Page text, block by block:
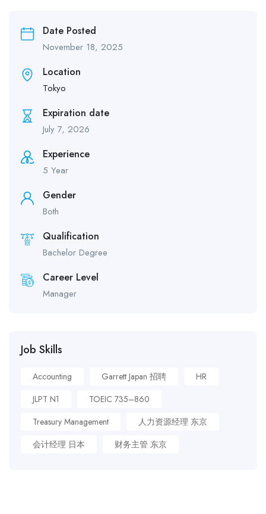
Date Posted
November 18, 2025
Location
Tokyo
Expiration date
July 7, 2026
Experience
5 Year
Gender
Both
Qualification
Bachelor Degree
Career Level
Manager
Job Skills
Accounting Garrett Japan 招聘
HR
JLPT N1
TOEIC 735–860
Treasury Management
人力资源经理 东京
会计经理 日本
财务主管 东京